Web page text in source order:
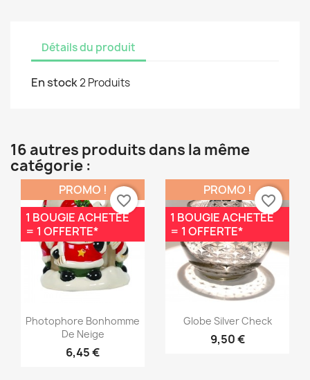
Détails du produit
En stock2 Produits
16 autres produits dans la même
catégorie :
Aperçu rapide
Photophore Bonhomme
De Neige
6,45 €
PROMO !
1 BOUGIE ACHETÉE
= 1 OFFERTE*
favorite_border
Aperçu rapide
Globe Silver Check
9,50 €
PROMO !
1 BOUGIE ACHETÉE
= 1 OFFERTE*
favorite_border